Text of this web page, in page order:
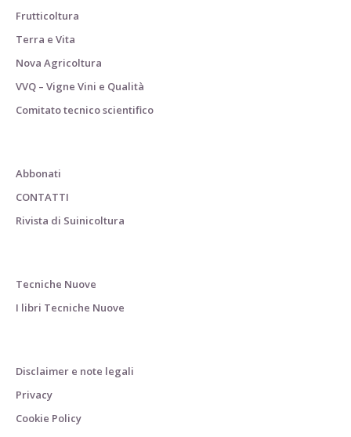
Frutticoltura
Terra e Vita
Nova Agricoltura
VVQ – Vigne Vini e Qualità
Comitato tecnico scientifico
Abbonati
CONTATTI
Rivista di Suinicoltura
Tecniche Nuove
I libri Tecniche Nuove
Disclaimer e note legali
Privacy
Cookie Policy